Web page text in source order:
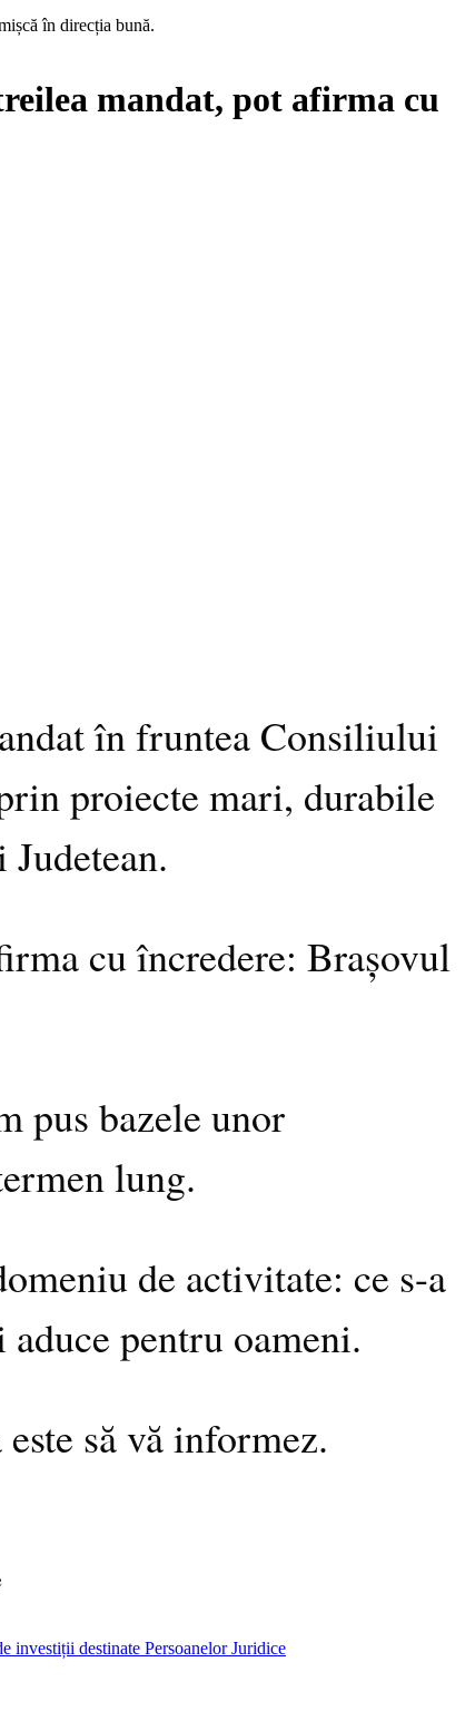
în direcția bună.
mandat, pot afirma cu
în fruntea Consiliului
proiecte mari, durabile
cu încredere: Brașovul
pus bazele unor
lung.
de activitate: ce s-a
pentru oameni.
să vă informez.
investiții destinate Persoanelor Juridice